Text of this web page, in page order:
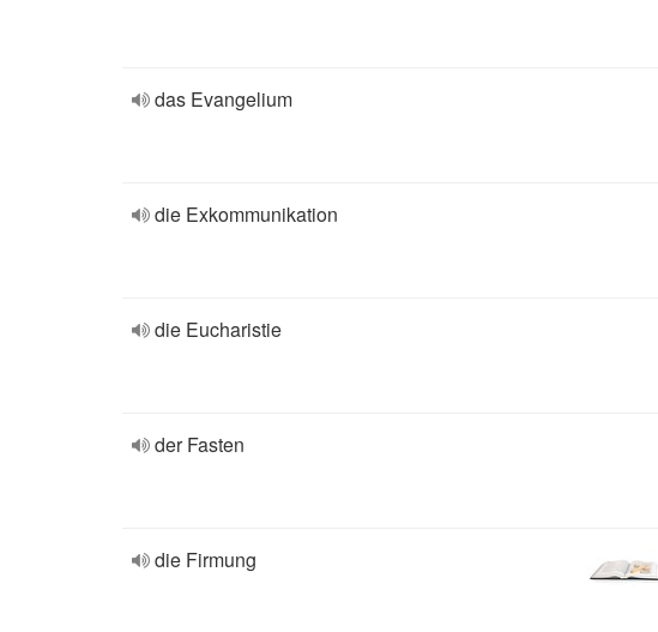
das Evangelium
die Exkommunikation
die Eucharistie
der Fasten
die Firmung